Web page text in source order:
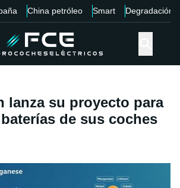
China petróleo Smart Degradación
lanza su proyecto para
de sus coches